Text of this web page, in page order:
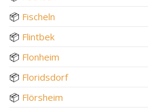
📦 Fischeln
📦 Flintbek
📦 Flonheim
📦 Floridsdorf
📦 Flörsheim